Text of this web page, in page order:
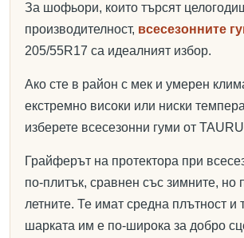
За шофьори, които търсят
производителност, всесезонните
205/55R17 са идеалният избор.
Ако сте в район с мек и умерен
екстремно високи или ниски
изберете всесезонни гуми от
Грайферът на протектора при
по-плитък, сравнен със зимните, но
летните. Те имат средна плътност и
шарката им е по-широка за добро